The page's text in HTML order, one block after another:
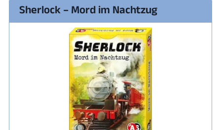
Sherlock – Mord im Nachtzug